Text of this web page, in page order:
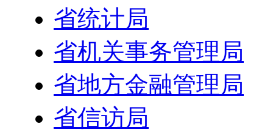
省统计局
省机关事务管理局
省地方金融管理局
省信访局